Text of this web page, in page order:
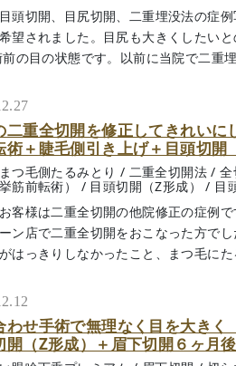
頭切開、目尻切開、二重埋没法の症
望されました。目尻も大きくしたい
前の目の状態です。以前に当院で二重
二重全切開を修正してきれい
術＋睫毛側引き上げ＋目頭切
つ毛側たるみとり / 二重全切開法 /全
筋前転術）
/ 目頭切開（Z形成） / 目
客様は二重全切開の他院修正の症例
ン店で二重全切開をおこなった方で
はっきりしなかったこと、まつ毛に
わせ手術で無理なく目を大き
開（Z形成）＋眉下切開６ヶ月後